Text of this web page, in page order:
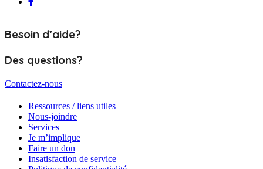
Besoin d’aide?
Des questions?
Contactez-nous
Ressources / liens utiles
Nous-joindre
Services
Je m’implique
Faire un don
Insatisfaction de service